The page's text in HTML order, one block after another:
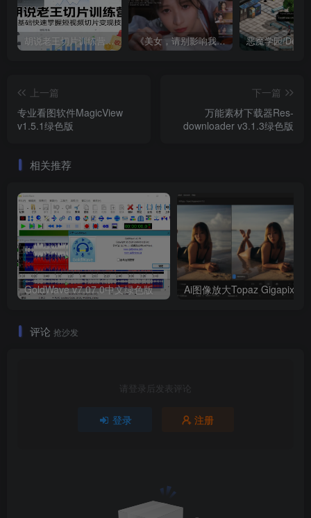
胡说老王切片训练营，零基础快速掌握短视频切片变现技巧 《美女，请别影响我成仙全球版》中文版
上一篇
专业看图软件MagicView
v1.5.1绿色版
下一篇
万能素材下载器Res-
downloader v3.1.3绿色版
相关推荐
GoldWave v7.07.0中文绿色版
评论 抢沙发
请登录后发表评论
登录 注册